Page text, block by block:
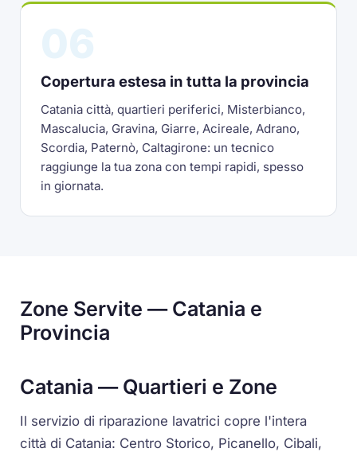
Copertura estesa in tutta la provincia
Catania città, quartieri periferici, Misterbianco,
Mascalucia, Gravina, Giarre, Acireale, Adrano,
Scordia, Paternò, Caltagirone: un tecnico
raggiunge la tua zona con tempi rapidi, spesso
in giornata.
Zone Servite — Catania e
Provincia
Catania — Quartieri e Zone
Il servizio di riparazione lavatrici copre l'intera
città di Catania: Centro Storico, Picanello, Cibali,